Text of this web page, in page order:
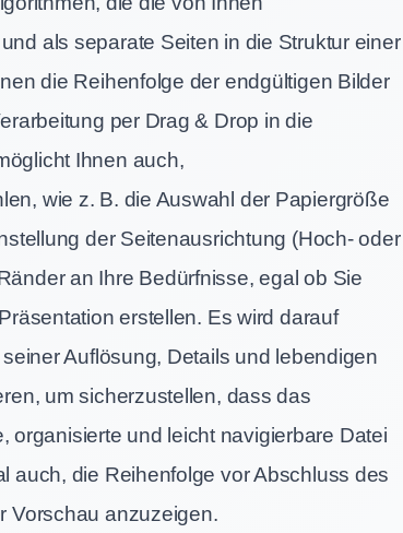
als separate Seiten in die Struktur einer
die Reihenfolge der endgültigen Bilder
per Drag & Drop in die
Ihnen auch,
wie z. B. die Auswahl der Papiergröße
der Seitenausrichtung (Hoch- oder
an Ihre Bedürfnisse, egal ob Sie
erstellen. Es wird darauf
Auflösung, Details und lebendigen
um sicherzustellen, dass das
und leicht navigierbare Datei
auch, die Reihenfolge vor Abschluss des
Vorschau anzuzeigen.